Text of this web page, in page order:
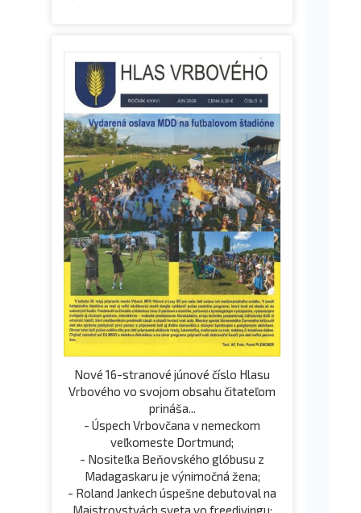
Nové 16-stranové júnové číslo Hlasu
Vrbového vo svojom obsahu čitateľom
prináša...
- Úspech Vrbovčana v nemeckom
veľkomeste Dortmund;
- Nositeľka Beňovského glóbusu z
Madagaskaru je výnimočná žena;
- Roland Jankech úspešne debutoval na
Majstrovstvách sveta vo freedivingu;